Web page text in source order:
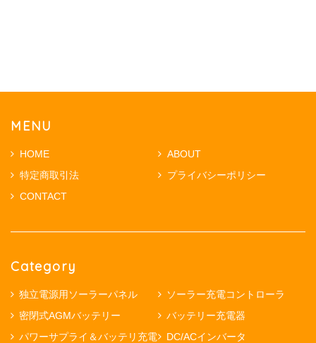
MENU
HOME
ABOUT
特定商取引法
プライバシーポリシー
CONTACT
Category
独立電源用ソーラーパネル
ソーラー充電コントローラ
密閉式AGMバッテリー
バッテリー充電器
パワーサプライ＆バッテリ充電
DC/ACインバータ